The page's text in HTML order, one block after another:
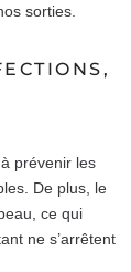
sorties.
prévenir les
De plus, le
ce qui
ne s’arrêtent